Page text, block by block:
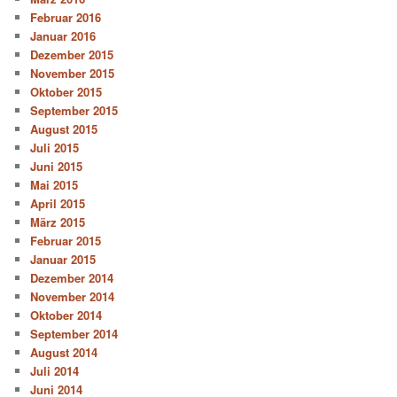
Februar 2016
Januar 2016
Dezember 2015
November 2015
Oktober 2015
September 2015
August 2015
Juli 2015
Juni 2015
Mai 2015
April 2015
März 2015
Februar 2015
Januar 2015
Dezember 2014
November 2014
Oktober 2014
September 2014
August 2014
Juli 2014
Juni 2014